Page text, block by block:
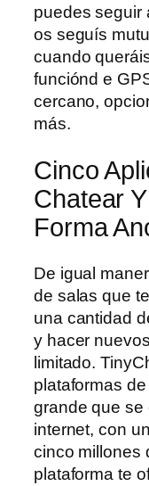
puedes seguir
os seguís
cuando
funciónd e
cercano,
más.
Cinco
Chatear
Forma
De igual
de salas que
una cantidad
y hacer
limitado.
plataformas
grande que se
internet, con
cinco millones
plataforma te